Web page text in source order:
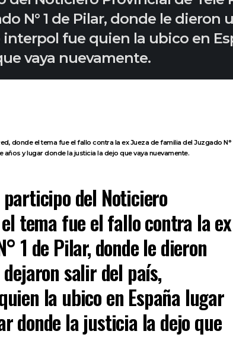
N° 1 de Pilar, donde le dieron
fue quien la ubico en
vaya nuevamente.
donde el tema fue el fallo contra la ex Jueza de familia del Juzgado
y lugar donde la justicia la dejo que vaya nuevamente.
del Noticiero
tema fue el fallo contra la ex
1 de Pilar, donde le dieron
salir del país,
la ubico en España lugar
donde la justicia la dejo que